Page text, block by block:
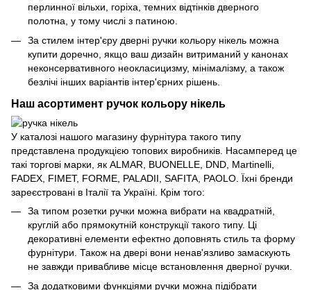
перлинної вільхи, горіха, темних відтінків дверного
полотна, у тому числі з патиною.
За стилем інтер'єру дверні ручки кольору нікель можна
купити доречно, якщо ваш дизайн витриманий у канонах
неконсервативного неокласицизму, мінімалізму, а також
безлічі інших варіантів інтер'єрних рішень.
Наш асортимент ручок кольору нікель
У каталозі нашого магазину фурнітура такого типу
представлена продукцією топових виробників. Насамперед це
такі торгові марки, як ALMAR, BUONELLE, DND, Martinelli,
FADEX, FIMET, FORME, PALADII, SAFITA, PAOLO. Їхні бренди
зареєстровані в Італії та Україні. Крім того:
За типом розетки ручки можна вибрати на квадратній,
круглій або прямокутній конструкції такого типу. Ці
декоративні елементи ефектно доповнять стиль та форму
фурнітури. Також на двері вони ненав'язливо замаскують
не завжди привабливе місце встановлення дверної ручки.
За додатковими функціями ручки можна підібрати